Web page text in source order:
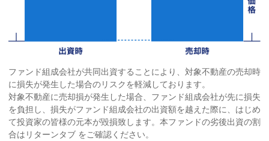
ファンド組成会社が共同出資することにより、対象不動産の売却時
に損失が発生した場合のリスクを軽減しております。
対象不動産に売却損が発生した場合、ファンド組成会社が先に損失
を負担し、損失がファンド組成会社の出資額を越えた際に、はじめ
て投資家の皆様の元本が毀損致します。本ファンドの劣後出資の割
合はリターンタブ をご確認ください。